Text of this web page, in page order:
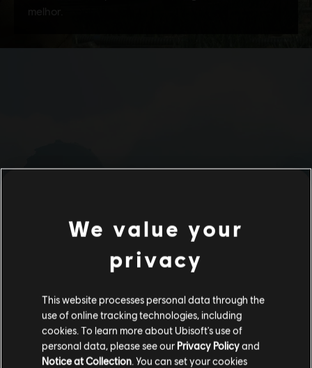
We value your
privacy
This website processes personal data through the
use of online tracking technologies, including
cookies. To learn more about Ubisoft's use of
personal data, please see our Privacy Policyand
Notice at Collection . You can set your cookies